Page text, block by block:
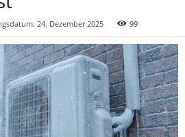
24. Dezember 2025 99